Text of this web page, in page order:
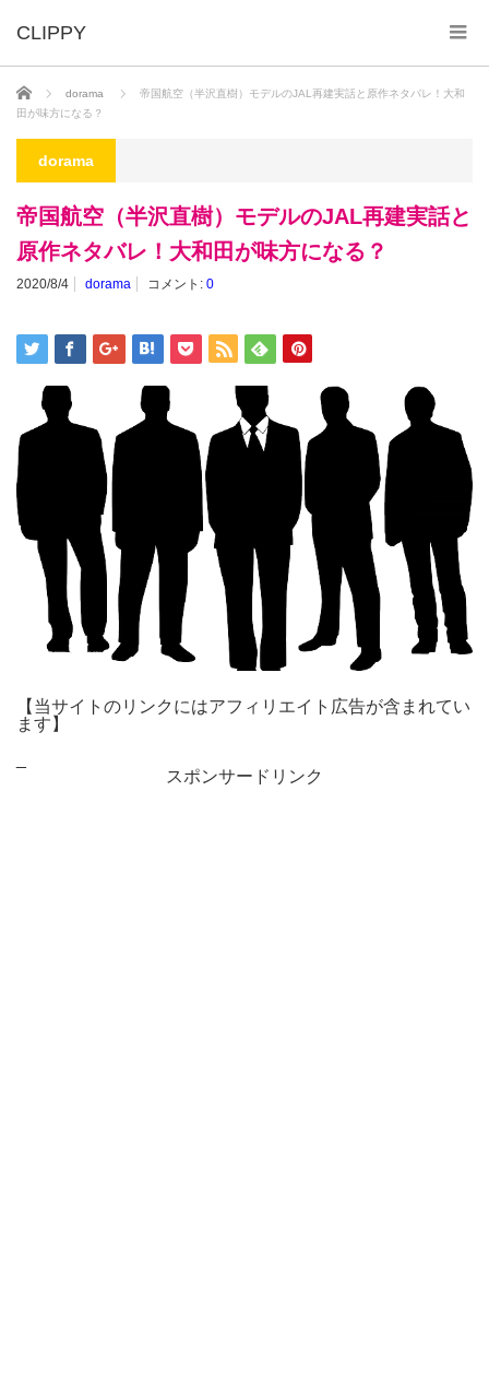
ホーム dorama
帝国航空（半沢直樹）モデルのJAL再建実話と原作ネタバレ！大和
田が味方になる？
dorama
帝国航空（半沢直樹）モデルのJAL再建実話と
原作ネタバレ！大和田が味方になる？
2020/8/4 dorama コメント: 0
【当サイトのリンクにはアフィリエイト広告が含まれてい
ます】
スポンサードリンク